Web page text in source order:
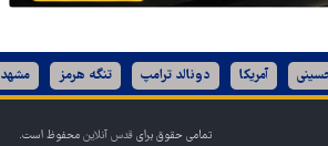
آمریکا دونالد ترامپ تنگه هرمز مشهد
تمامی حقوق برای قدس آنلاین محفوظ است.